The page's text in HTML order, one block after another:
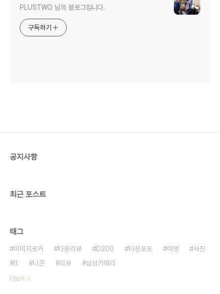
PLUSTWO 님의 블로그입니다.
구독하기
공지사항
최근 포스트
태그
이미지로거 타운리뷰 D200 타운포토 여행
사진
It
니콘 리뷰 삼성카메라
더보기